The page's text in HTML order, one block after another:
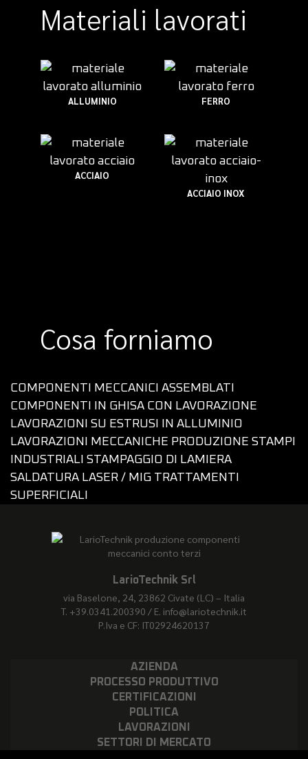
Materiali lavorati
ALLUMINIO FERRO
ACCIAIO
ACCIAIO INOX
Cosa forniamo
COMPONENTI MECCANICI ASSEMBLATI
COMPONENTI IN GHISA CON LAVORAZIONE
LAVORAZIONI SU ESTRUSI IN ALLUMINIO
LAVORAZIONI MECCANICHE PRODUZIONE STAMPI
INDUSTRIALI STAMPAGGIO DI LAMIERA
SALDATURA LASER / MIG TRATTAMENTI
SUPERFICIALI
LarioTechnik Srl
via Baselone, 24, 23862 Civate (LC) – Italia
T. +39.0341.200390 / E. info@lariotechnik.it
P.Iva e CF: IT02924620137
AZIENDA
PROCESSO PRODUTTIVO
CERTIFICAZIONI
POLITICA
LAVORAZIONI
SETTORI DI MERCATO